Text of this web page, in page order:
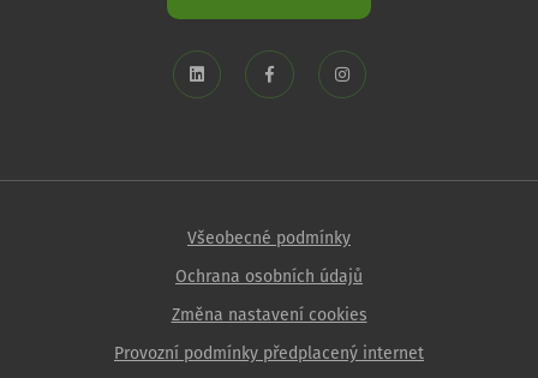
Všeobecné podmínky
Ochrana osobních údajů
Změna nastavení cookies
Provozní podmínky předplacený internet